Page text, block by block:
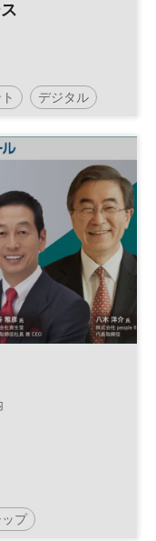
デジタル
プ